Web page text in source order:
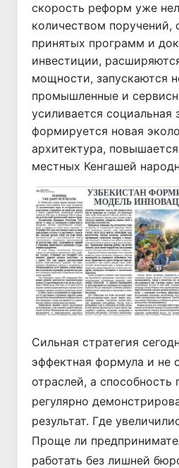
скорость реформ уже
количеством поручений,
принятых программ и
инвестиции,
мощности, запускаются
промышленные и
усиливается социальная
формируется новая
архитектура,
местных Кенгашей
Сильная стратегия
эффектная формула и не
отраслей, а способность
регулярно
результат. Где
Проще ли
работать без лишней